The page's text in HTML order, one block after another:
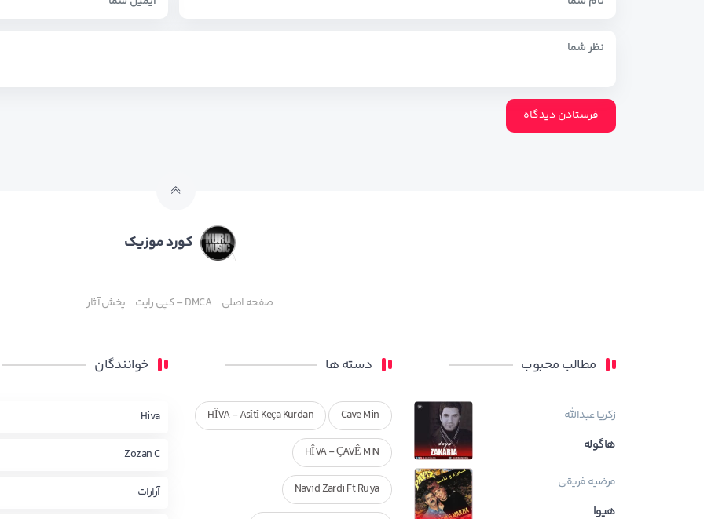
کورد موزیک
صفحه اصلی DMCA – کپی رایت پخش آثار
مطالب محبوب
زکریا عبدالله
هاگوله
مرضیه فریقی
هیوا
دسته ها
Cave Min
HÎVA - Asîtî Keça Kurdan
HÎVA - ÇAVÊ MIN
Navid Zardi Ft Ruya
خوانندگان
Hiva
Zozan C
آرارات